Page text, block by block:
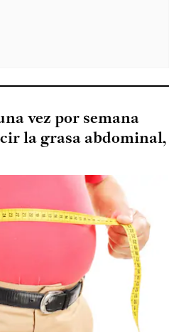
vez por semana
la grasa abdominal,